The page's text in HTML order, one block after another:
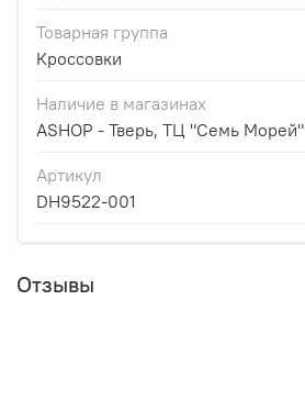
Товарная группа
Кроссовки
Наличие в магазинах
ASHOP - Тверь, ТЦ "Семь Морей"
Артикул
DH9522-001
Отзывы